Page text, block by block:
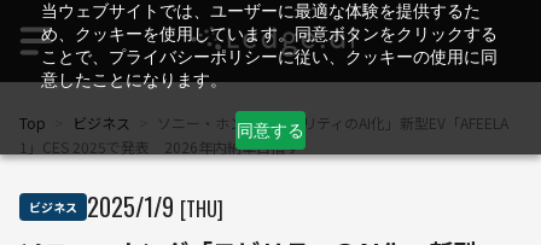
当ウェブサイトでは、ユーザーに最適な体験を提供するた
め、クッキーを使用しています。同意ボタンをクリックする
ことで、プライバシーポリシーに従い、クッキーの使用に同
意したことになります。
同意する
Top ビジネス
ソニー・ホンダ「モビリティのAI化」新型EV「AFEELA
1」CES 2025で発表 2026年内納車目指す
ビジネス 2025/1/9 [THU]